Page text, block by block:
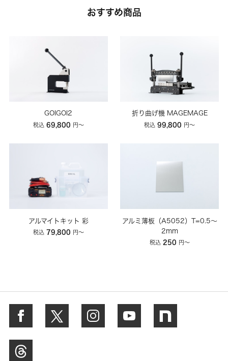
おすすめ商品
GOIGOI2
税込 69,800 円〜
折り曲げ機 MAGEMAGE
税込 99,800 円〜
アルマイトキット 彩
税込 79,800 円〜
アルミ薄板（A5052）T=0.5～
2mm
税込 250 円〜